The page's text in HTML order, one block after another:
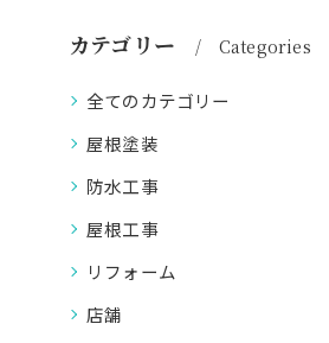
カテゴリー Categories
全てのカテゴリー
屋根塗装
防水工事
屋根工事
リフォーム
店舗